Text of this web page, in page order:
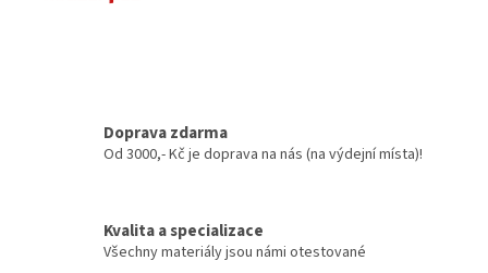
Doprava zdarma
Od 3000,- Kč je doprava na nás (na výdejní místa)!
Kvalita a specializace
Všechny materiály jsou námi otestované